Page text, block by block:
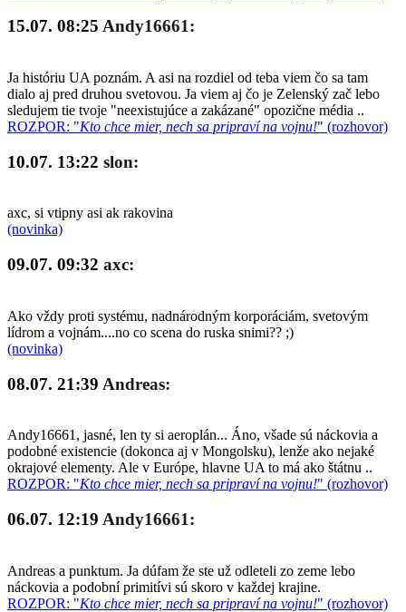
15.07. 08:25 Andy16661:
Ja históriu UA poznám. A asi na rozdiel od teba viem čo sa tam
dialo aj pred druhou svetovou. Ja viem aj čo je Zelenský zač lebo
sledujem tie tvoje "neexistujúce a zakázané" opozične média ..
ROZPOR: "Kto chce mier, nech sa pripraví na vojnu!" (rozhovor)
10.07. 13:22 slon:
axc, si vtipny asi ak rakovina
(novinka)
09.07. 09:32 axc:
Ako vždy proti systému, nadnárodným korporáciám, svetovým
lídrom a vojnám....no co scena do ruska snimi?? ;)
(novinka)
08.07. 21:39 Andreas:
Andy16661, jasné, len ty si aeroplán... Áno, všade sú náckovia a
podobné existencie (dokonca aj v Mongolsku), lenže ako nejaké
okrajové elementy. Ale v Európe, hlavne UA to má ako štátnu ..
ROZPOR: "Kto chce mier, nech sa pripraví na vojnu!" (rozhovor)
06.07. 12:19 Andy16661:
Andreas a punktum. Ja dúfam že ste už odleteli zo zeme lebo
náckovia a podobní primitívi sú skoro v každej krajine.
ROZPOR: "Kto chce mier, nech sa pripraví na vojnu!" (rozhovor)